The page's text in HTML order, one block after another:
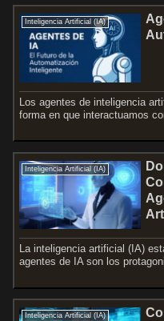
Inteligencia Artificial (IA)
Los agentes de inteligencia
forma en que interactuamos
Inteligencia Artificial (IA)
La inteligencia artificial (IA)
agentes de IA son los
Inteligencia Artificial (IA)